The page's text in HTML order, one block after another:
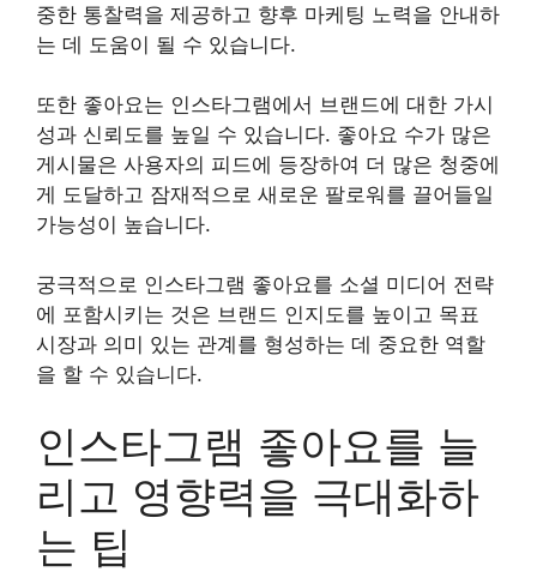
중한 통찰력을 제공하고 향후 마케팅 노력을 안내하
는 데 도움이 될 수 있습니다.
또한 좋아요는 인스타그램에서 브랜드에 대한 가시
성과 신뢰도를 높일 수 있습니다. 좋아요 수가 많은
게시물은 사용자의 피드에 등장하여 더 많은 청중에
게 도달하고 잠재적으로 새로운 팔로워를 끌어들일
가능성이 높습니다.
궁극적으로 인스타그램 좋아요를 소셜 미디어 전략
에 포함시키는 것은 브랜드 인지도를 높이고 목표
시장과 의미 있는 관계를 형성하는 데 중요한 역할
을 할 수 있습니다.
인스타그램 좋아요를 늘
리고 영향력을 극대화하
는 팁